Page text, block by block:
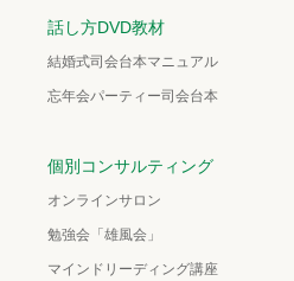
話し方DVD教材
結婚式司会台本マニュアル
忘年会パーティー司会台本
個別コンサルティング
オンラインサロン
勉強会「雄風会」
マインドリーディング講座